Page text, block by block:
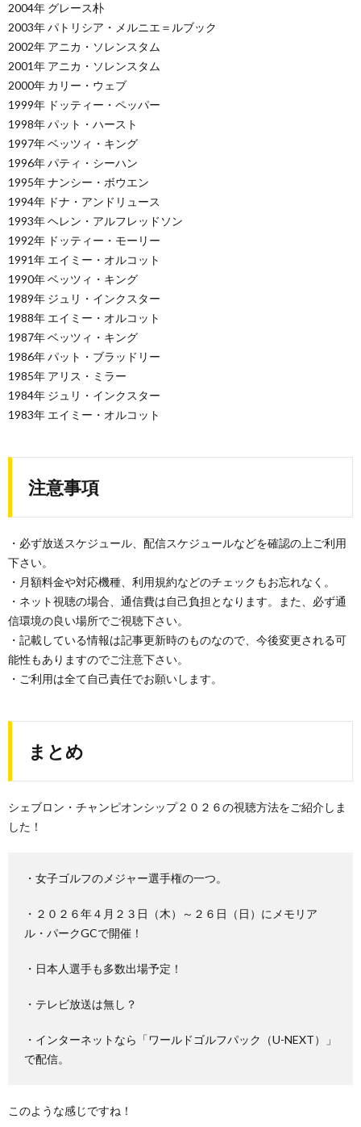
2004年 グレース朴
2003年 パトリシア・メルニエ＝ルブック
2002年 アニカ・ソレンスタム
2001年 アニカ・ソレンスタム
2000年 カリー・ウェブ
1999年 ドッティー・ペッパー
1998年 パット・ハースト
1997年 ベッツィ・キング
1996年 パティ・シーハン
1995年 ナンシー・ボウエン
1994年 ドナ・アンドリュース
1993年 ヘレン・アルフレッドソン
1992年 ドッティー・モーリー
1991年 エイミー・オルコット
1990年 ベッツィ・キング
1989年 ジュリ・インクスター
1988年 エイミー・オルコット
1987年 ベッツィ・キング
1986年 パット・ブラッドリー
1985年 アリス・ミラー
1984年 ジュリ・インクスター
1983年 エイミー・オルコット
注意事項
・必ず放送スケジュール、配信スケジュールなどを確認の上ご利用
下さい。
・月額料金や対応機種、利用規約などのチェックもお忘れなく。
・ネット視聴の場合、通信費は自己負担となります。また、必ず通
信環境の良い場所でご視聴下さい。
・記載している情報は記事更新時のものなので、今後変更される可
能性もありますのでご注意下さい。
・ご利用は全て自己責任でお願いします。
まとめ
シェブロン・チャンピオンシップ２０２６の視聴方法をご紹介しま
した！
・女子ゴルフのメジャー選手権の一つ。
・２０２６年４月２３日（木）～２６日（日）にメモリア
ル・パークGCで開催！
・日本人選手も多数出場予定！
・テレビ放送は無し？
・インターネットなら「ワールドゴルフパック（U-NEXT）」
で配信。
このような感じですね！